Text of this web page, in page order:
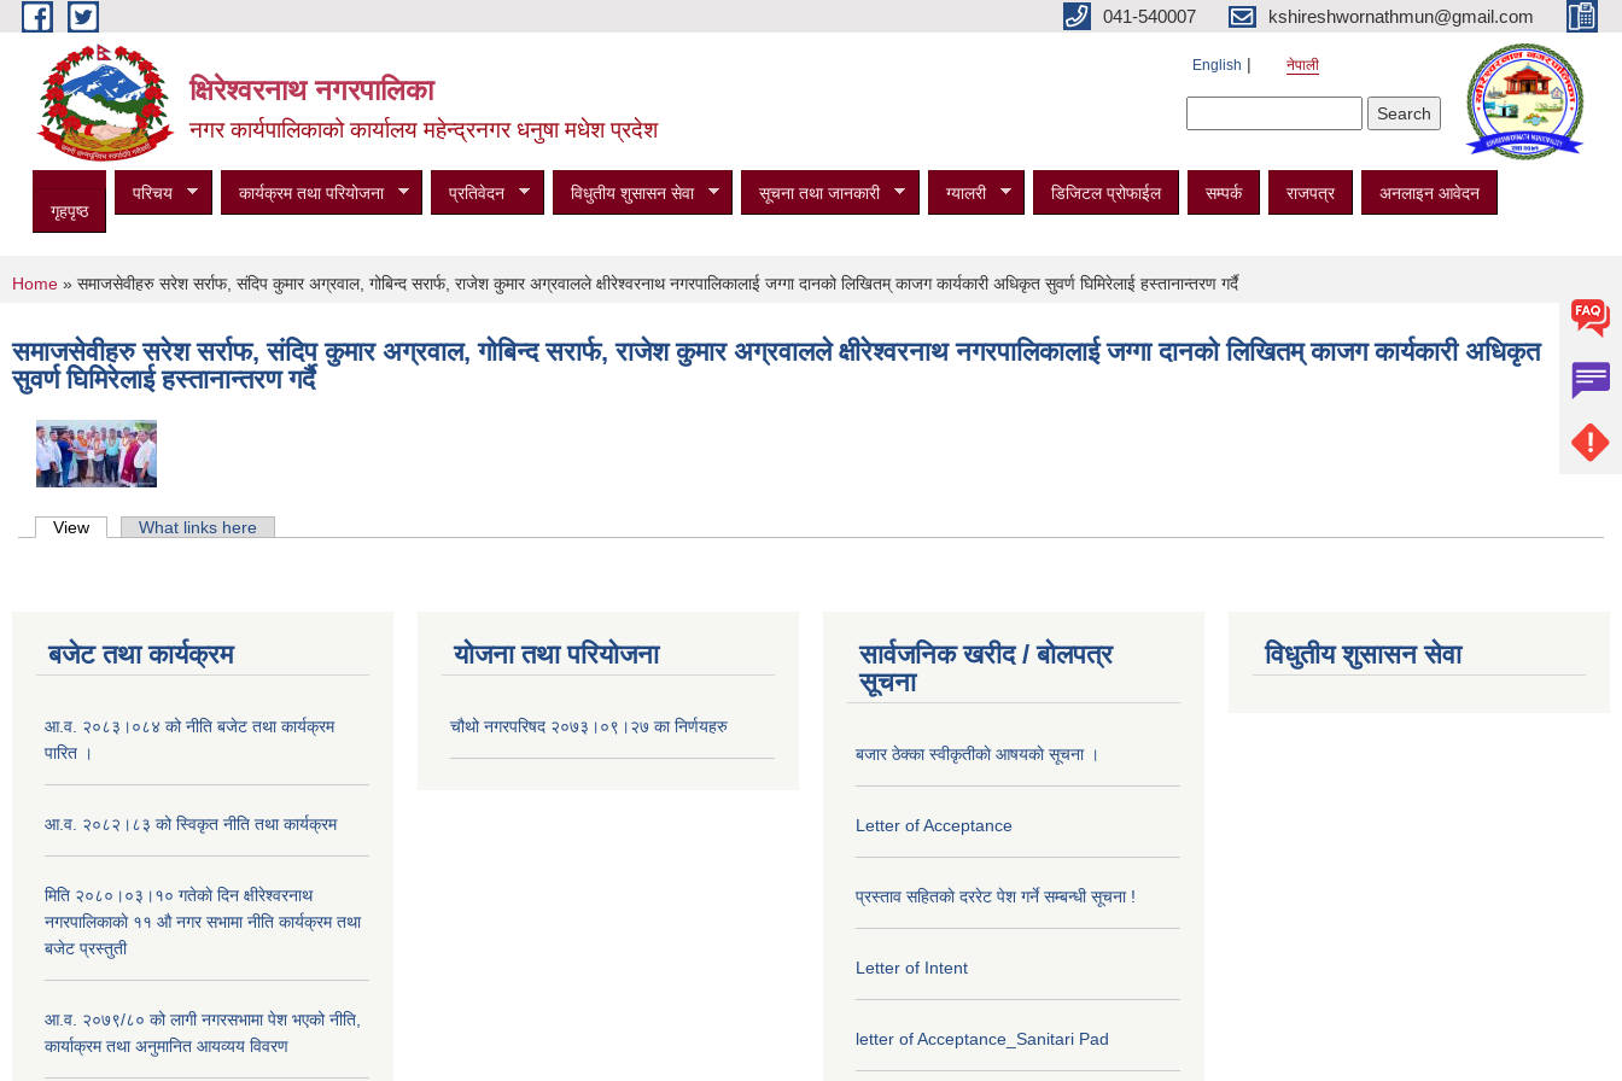
Skip to main content 041-540007 kshireshwornathmun@gmail.com
क्षिरेश्वरनाथ नगरपालिका
नगर कार्यपालिकाको कार्यालय महेन्द्रनगर धनुषा मधेश प्रदेश
English नेपाली
गृहपृष्ठ
परिचय कार्यक्रम तथा परियोजना प्रतिवेदन विधुतीय शुसासन सेवा सूचना तथा जानकारी ग्यालरी डिजिटल प्रोफाईल सम्पर्क राजपत्र अनलाइन आवेदन
You are here
Home » समाजसेवीहरु सरेश सर्राफ, संदिप कुमार अग्रवाल, गोबिन्द सरार्फ, राजेश कुमार अग्रवालले क्षीरेश्वरनाथ नगरपालिकालाई जग्गा दानको लिखितम् काजग कार्यकारी अधिकृत सुवर्ण घिमिरेलाई हस्तानान्तरण गर्दै
समाजसेवीहरु सरेश सर्राफ, संदिप कुमार अग्रवाल, गोबिन्द सरार्फ, राजेश कुमार अग्रवालले क्षीरेश्वरनाथ नगरपालिकालाई जग्गा दानको लिखितम् काजग कार्यकारी अधिकृत
सुवर्ण घिमिरेलाई हस्तानान्तरण गर्दै
Primary tabs
View (active tab)What links here
बजेट तथा कार्यक्रम
आ.व. २०८३।०८४ को नीति बजेट तथा कार्यक्रम
पारित ।
आ.व. २०८२।८३ को स्विकृत नीति तथा कार्यक्रम
मिति २०८०।०३।१० गतेकाे दिन क्षीरेश्वरनाथ
नगरपालिकाकाे ११ ‍औ नगर सभामा नीति कार्यक्रम तथा
बजेट प्रस्तुती
आ.व. २०७९/८० को लागी नगरसभामा पेश भएको नीति,
कार्याक्रम तथा अनुमानित आयव्यय विवरण
योजना तथा परियोजना
चौथो नगरपरिषद २०७३।०९।२७ का निर्णयहरु
सार्वजनिक खरीद / बोलपत्र
सूचना
बजार ठेक्का स्वीकृतीकाे आषयकाे सूचना ।
Letter of Acceptance
प्रस्ताव सहितकाे दररेट पेश गर्ने सम्बन्धी सूचना !
Letter of Intent
letter of Acceptance_Sanitari Pad
विधुतीय शुसासन सेवा